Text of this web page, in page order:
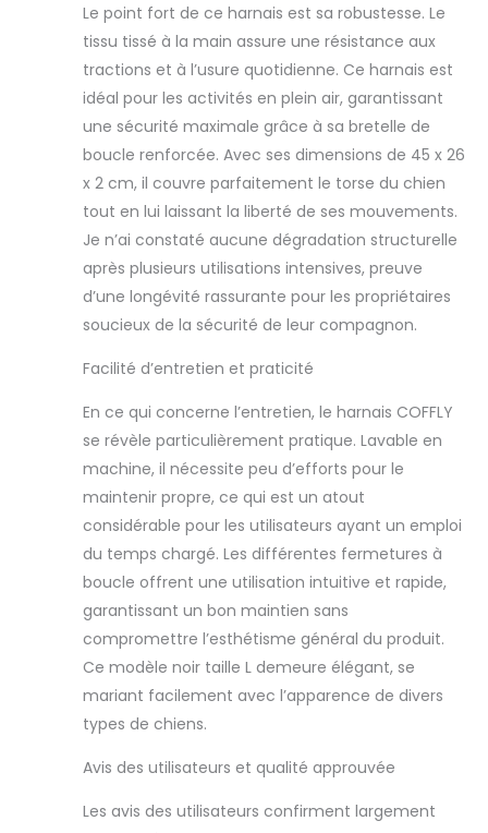
votre chien de
transporter le
matériel essentiel.
service,
l'application de la
loi, la chasse ou
les activités de
plein air. Lorsque
quelqu'un trouve
votre chien perdu,
il peut vous
contacter avec les
informations ci-
dessus Avec
poignée en
confortable, corde
d'escalade solide
et crochet anti-
enchevêtrement
Le point fort de ce harnais est sa robustesse. Le
tissu tissé à la main assure une résistance aux
tractions et à l’usure quotidienne. Ce harnais est
idéal pour les activités en plein air, garantissant
une sécurité maximale grâce à sa bretelle de
boucle renforcée. Avec ses dimensions de 45 x 26
x 2 cm, il couvre parfaitement le torse du chien
tout en lui laissant la liberté de ses mouvements.
Je n’ai constaté aucune dégradation structurelle
après plusieurs utilisations intensives, preuve
d’une longévité rassurante pour les propriétaires
soucieux de la sécurité de leur compagnon.
Facilité d’entretien et praticité
En ce qui concerne l’entretien, le harnais COFFLY
se révèle particulièrement pratique. Lavable en
machine, il nécessite peu d’efforts pour le
maintenir propre, ce qui est un atout
considérable pour les utilisateurs ayant un emploi
du temps chargé. Les différentes fermetures à
boucle offrent une utilisation intuitive et rapide,
garantissant un bon maintien sans
compromettre l’esthétisme général du produit.
Ce modèle noir taille L demeure élégant, se
mariant facilement avec l’apparence de divers
types de chiens.
Avis des utilisateurs et qualité approuvée
Les avis des utilisateurs confirment largement